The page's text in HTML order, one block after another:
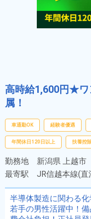
高時給1,600円★ワ
属！
車通勤OK 経験者優遇
年間休日120日以上 扶養控
勤務地 新潟県 上越
最寄駅 JR信越本線(
半導体製造に関わる
若手の男性活躍中！